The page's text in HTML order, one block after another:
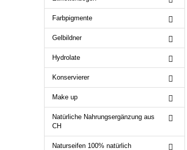
Farbpigmente
Gelbildner
Hydrolate
Konservierer
Make up
Natürliche Nahrungsergänzung aus
CH
Naturseifen 100% natürlich